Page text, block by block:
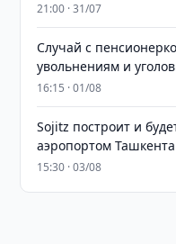
21:00 · 31/07
Случай с
увольнениям и
16:15 · 01/08
Sojitz построит и
аэропортом Ташкента
15:30 · 03/08